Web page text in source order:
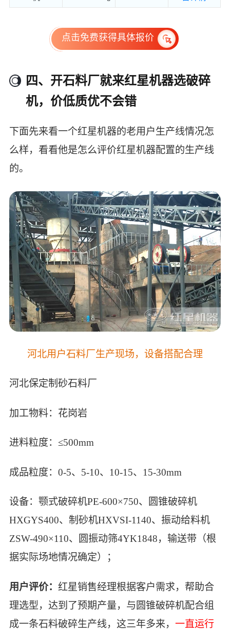
点击免费获得具体报价
四、开石料厂就来红星机器选破碎
机，价低质优不会错
下面先来看一个红星机器的老用户生产线情况怎
么样，看看他是怎么评价红星机器配置的生产线
的。
河北用户石料厂生产现场，设备搭配合理
河北保定制砂石料厂
加工物料：花岗岩
进料粒度：≤500mm
成品粒度：0-5、5-10、10-15、15-30mm
设备：颚式破碎机PE-600×750、圆锥破碎机
HXGYS400、制砂机HXVSI-1140、振动给料机
ZSW-490×110、圆振动筛4YK1848，输送带（根
据实际场地情况确定）；
用户评价： 红星销售经理根据客户需求，帮助合
理选型，达到了预期产量，与圆锥破碎机配合组
成一条石料破碎生产线，这三年多来， 一直运行